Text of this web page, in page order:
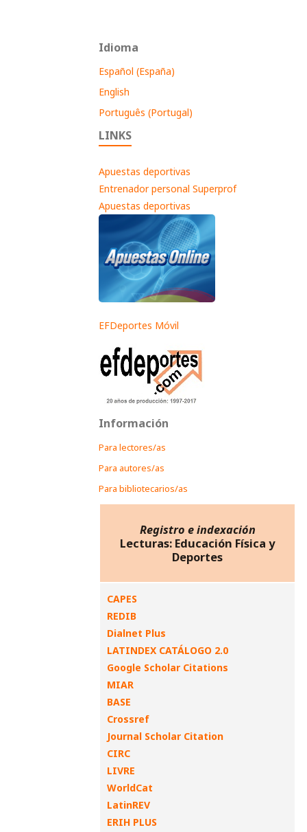
Idioma
Español (España)
English
Português (Portugal)
LINKS
Apuestas deportivas
Entrenador personal Superprof
Apuestas deportivas
EFDeportes Móvil
Información
Para lectores/as
Para autores/as
Para bibliotecarios/as
Registro e indexación
Lecturas: Educación Física y
Deportes
CAPES
REDIB
Dialnet Plus
LATINDEX CATÁLOGO 2.0
Google Scholar Citations
MIAR
BASE
Crossref
Journal Scholar Citation
CIRC
LIVRE
WorldCat
LatinREV
ERIH PLUS